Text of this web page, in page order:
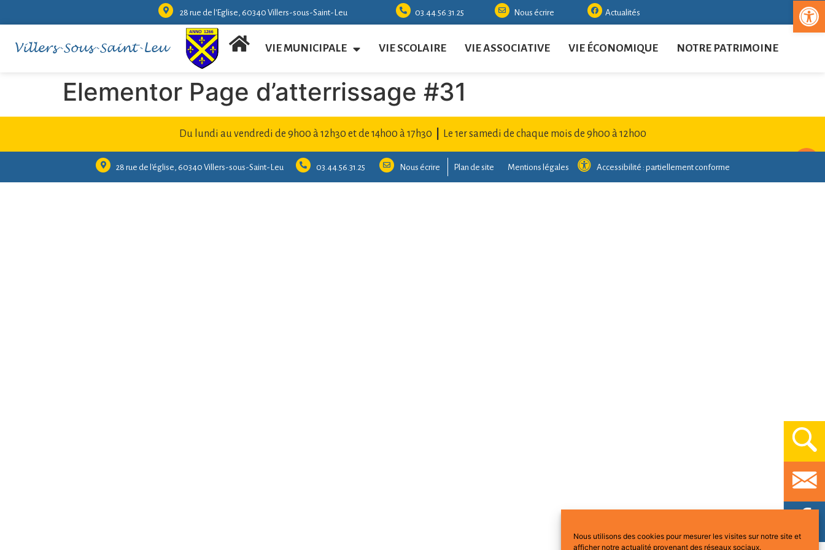
Ouvrir
Nous utilisons des cookies pour mesurer les visites sur notre site et
afficher notre actualité provenant des réseaux sociaux.
28 rue de l'Eglise, 60340 Villers-sous-Saint-Leu 03.44.56.31.25 Nous écrire Actualités
Villers-Sous-Saint-Leu VIE MUNICIPALE VIE SCOLAIRE VIE ASSOCIATIVE VIE ÉCONOMIQUE NOTRE PATRIMOINE
Elementor Page d’atterrissage #31
Du lundi au vendredi de 9h00 à 12h30 et de 14h00 à 17h30 Le 1er samedi de chaque mois de 9h00 à 12h00
28 rue de l'église, 60340 Villers-sous-Saint-Leu 03.44.56.31.25 Nous écrire Plan de site Mentions légales Accessibilité : partiellement conforme